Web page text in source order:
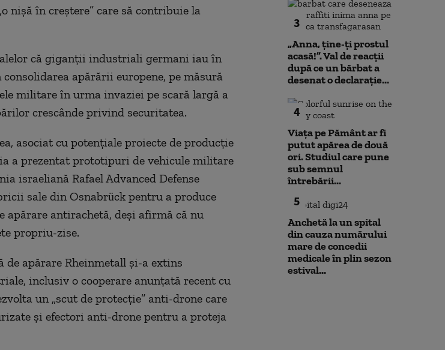
nișă în creștere” care să contribuie la
că giganții industriali germani iau în
apărării europene, pe măsură
militare în urma invaziei pe scară largă a
crescânde privind securitatea.
asociat cu potențiale proiecte de producție
a prezentat prototipuri de vehicule militare
israeliană Rafael Advanced Defense
sale din Osnabrück pentru a produce
apărare antirachetă, deși afirmă că nu
propriu-zise.
apărare Rheinmetall și-a extins
inclusiv o cooperare anunțată recent cu
un „scut de protecție” anti-drone care
și efectori anti-drone pentru a proteja
3
„Anna, ţine-ţi prostul
acasă!”. Val de reacții
după ce un bărbat a
desenat o declarație...
4
Viața pe Pământ ar fi
putut apărea de două
ori. Studiul care pune
sub semnul
întrebării...
5
Anchetă la un spital
din cauza numărului
mare de concedii
medicale în plin sezon
estival...